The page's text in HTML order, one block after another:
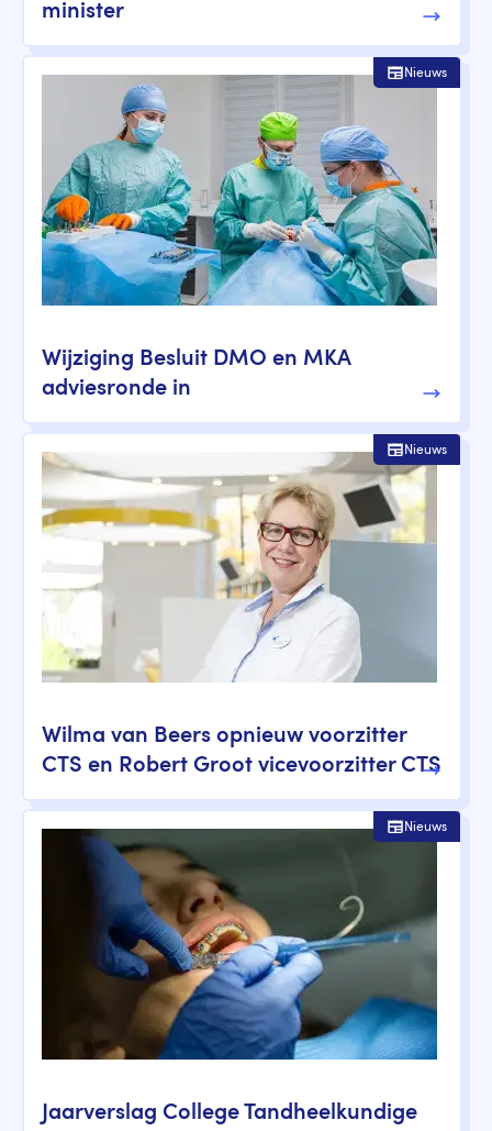
minister
Wijziging Besluit DMO en MKA
adviesronde in
Nieuws
Wilma van Beers opnieuw voorzitter
CTS en Robert Groot vicevoorzitter CTS
Nieuws
Jaarverslag College Tandheelkundige
Nieuws